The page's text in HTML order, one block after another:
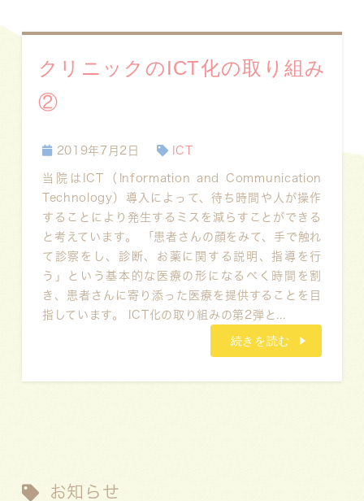
クリニックのICT化の取り組み
②
2019年7月2日 ICT
当院はICT（Information and Communication
Technology）導入によって、待ち時間や人が操作
することにより発生するミスを減らすことができる
と考えています。 「患者さんの顔をみて、手で触れ
て診察をし、診断、お薬に関する説明、指導を行
う」という基本的な医療の形になるべく時間を割
き、患者さんに寄り添った医療を提供することを目
指しています。 ICT化の取り組みの第2弾と...
続きを読む
お知らせ